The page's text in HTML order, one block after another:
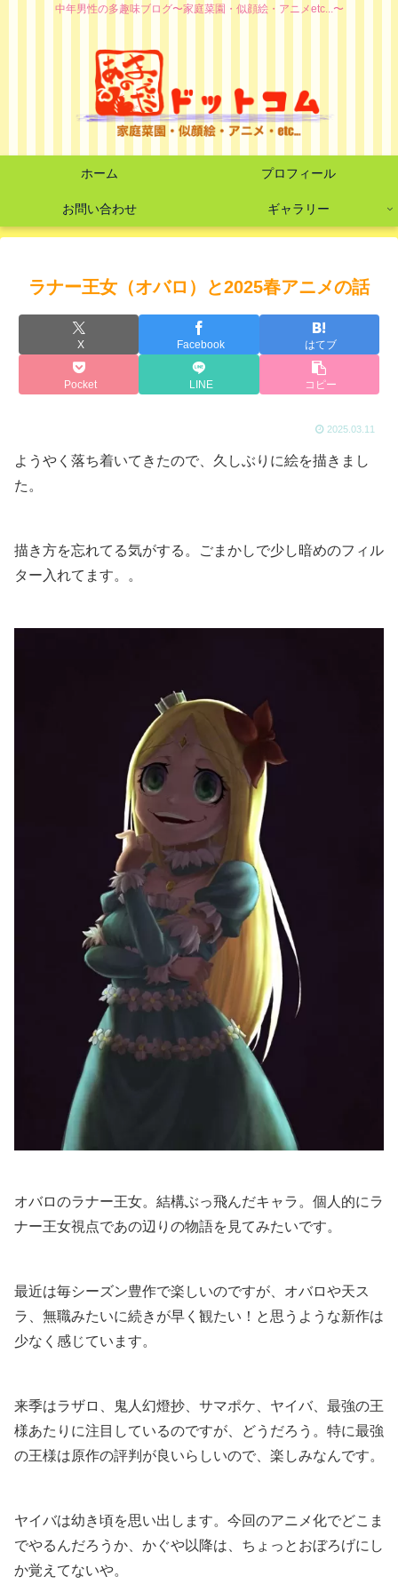
中年男性の多趣味ブログ〜家庭菜園・似顔絵・アニメetc...〜
ホーム プロフィール
お問い合わせ ギャラリー
ラナー王女（オバロ）と2025春アニメの話
X Facebook はてブ
Pocket LINE コピー
2025.03.11
ようやく落ち着いてきたので、久しぶりに絵を描きまし
た。
描き方を忘れてる気がする。ごまかしで少し暗めのフィル
ター入れてます。。
オバロのラナー王女。結構ぶっ飛んだキャラ。個人的にラ
ナー王女視点であの辺りの物語を見てみたいです。
最近は毎シーズン豊作で楽しいのですが、オバロや天ス
ラ、無職みたいに続きが早く観たい！と思うような新作は
少なく感じています。
来季はラザロ、鬼人幻燈抄、サマポケ、ヤイバ、最強の王
様あたりに注目しているのですが、どうだろう。特に最強
の王様は原作の評判が良いらしいので、楽しみなんです。
ヤイバは幼き頃を思い出します。今回のアニメ化でどこま
でやるんだろうか、かぐや以降は、ちょっとおぼろげにし
か覚えてないや。